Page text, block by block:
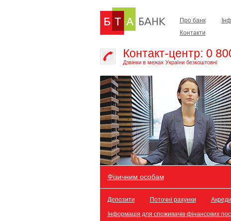
Про банк
Контакти
Контакт-центр: 0
Дзвінки в межах України безкоштовні
Фізичним особам
Депозити Поточні рахунки
Інформація для споживачів фінансових